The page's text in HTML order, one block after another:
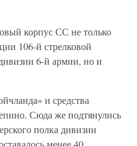
корпус СС не только
106-й стрелковой
6-й армии, но и
и средства
Сюда же подтянулись
полка дивизии